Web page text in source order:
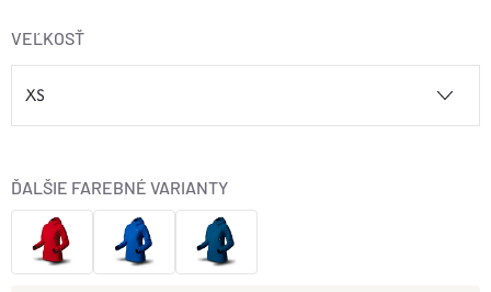
Reklamácie
spodného kraja. Táto bunda vám bude skvelým spoločníkom v prírode
aj v meste.
VEĽKOSŤ
ĎALŠIE FAREBNÉ VARIANTY